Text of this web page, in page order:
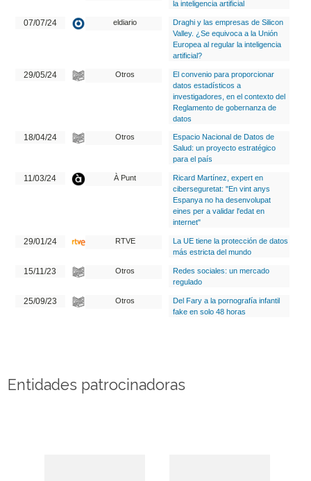
la inteligencia artificial
07/07/24 eldiario
Draghi y las empresas de Silicon
Valley. ¿Se equivoca a la Unión
Europea al regular la inteligencia
artificial?
29/05/24 Otros
El convenio para proporcionar
datos estadísticos a
investigadores, en el contexto del
Reglamento de gobernanza de
datos
18/04/24 Otros
Espacio Nacional de Datos de
Salud: un proyecto estratégico
para el país
11/03/24 À Punt
Ricard Martínez, expert en
ciberseguretat: "En vint anys
Espanya no ha desenvolupat
eines per a validar l'edat en
internet"
29/01/24 RTVE
La UE tiene la protección de datos
más estricta del mundo
15/11/23 Otros
Redes sociales: un mercado
regulado
25/09/23 Otros
Del Fary a la pornografía infantil
fake en solo 48 horas
Entidades patrocinadoras